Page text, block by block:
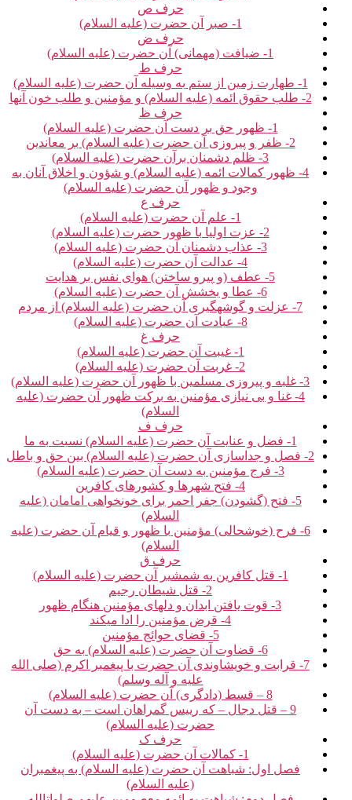
حرف ص‏
1- صبر آن حضرت (علیه السلام)
حرف ض‏
1- ضیافت (مهمانی) آن حضرت (علیه السلام)
حرف ط
1- طهارت زمین از ستم به وسیله آن حضرت (علیه السلام)
2- طلب حقوق ائمه (علیه السلام) و مؤمنین و طلب خون آن‏ها
حرف ظ
1- ظهور حق بر دست آن حضرت (علیه السلام)
2- ظفر و پیروزی آن حضرت (علیه السلام) بر معاندین‏
3- ظلم دشمنان برآن حضرت (علیه السلام)
4- ظهور کمالات ائمه (علیه السلام) و شؤون و اخلاق آنان به
وجود و ظهور آن حضرت (علیه السلام)
حرف ع‏
1- علم آن حضرت (علیه السلام)
2- عزت اولیا با ظهور حضرت (علیه السلام)
3- عذاب دشمنان آن حضرت (علیه السلام)
4- عدالت آن حضرت (علیه السلام)
5- عطف (و پیرو ساختن) هوای نفس بر هدایت‏
6- عطا و بخشش آن حضرت (علیه السلام)
7- عزلت و گوشه‏گیری آن حضرت (علیه السلام) از مردم‏
8- عبادت آن حضرت (علیه السلام)
حرف غ‏
1- غیبت آن حضرت (علیه السلام)
2- غربت آن حضرت (علیه السلام)
3- غلبه و پیروزی مسلمین با ظهور آن حضرت (علیه السلام)
4- غنا و بی نیازی مؤمنین به برکت ظهور آن حضرت (علیه
السلام)
حرف ف‏
1- فضل و عنایت آن حضرت (علیه السلام) نسبت به ما
2- فصل و جداسازی آن حضرت (علیه السلام) بین حق و باطل‏
3- فرج مؤمنین به دست آن حضرت (علیه السلام)
4- فتح شهرها و کشورهای کافرین‏
5- فتح (گشودن) جفر احمر برای خونخواهی امامان (علیه
السلام)
6- فرح (خوشحالی) مؤمنین با ظهور و قیام آن حضرت (علیه
السلام)
حرف ق‏
1- قتل کافرین به شمشیر آن حضرت (علیه السلام)
2- قتل شیطان رجیم‏
3- قوت یافتن ابدان و دل‏های مؤمنین هنگام ظهور
4- قرض مؤمنین را ادا می‏کند
5- قضای حوائج مؤمنین‏
6- قضاوت آن حضرت (علیه السلام) به حق‏
7- قرابت و خویشاوندی آن حضرت با پیغمبر اکرم (صلی الله
علیه و آله وسلم)
8 – قسط (دادگری) آن حضرت (علیه السلام)
9 – قتل دجال – که رییس گمراهان است – به دست آن
حضرت (علیه السلام)
حرف ک‏
1- کمالات آن حضرت (علیه السلام)
فصل اول: شباهت آن حضرت (علیه السلام) به پیغمبران
(علیه السلام)